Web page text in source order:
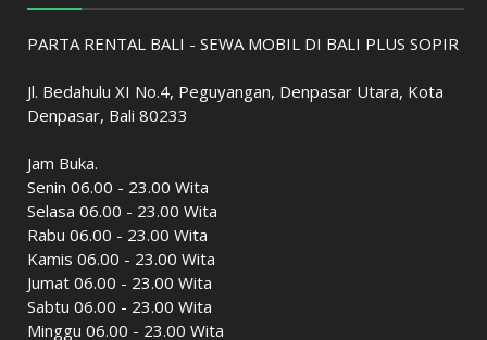
PARTA RENTAL BALI - SEWA MOBIL DI BALI PLUS SOPIR
Jl. Bedahulu XI No.4, Peguyangan, Denpasar Utara, Kota
Denpasar, Bali 80233
Jam Buka.
Senin 06.00 - 23.00 Wita
Selasa 06.00 - 23.00 Wita
Rabu 06.00 - 23.00 Wita
Kamis 06.00 - 23.00 Wita
Jumat 06.00 - 23.00 Wita
Sabtu 06.00 - 23.00 Wita
Minggu 06.00 - 23.00 Wita